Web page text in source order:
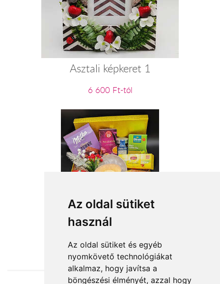
Az oldal sütiket
használ
Az oldal sütiket és egyéb
nyomkövető technológiákat
alkalmaz, hogy javítsa a
böngészési élményét, azzal hogy
Asztali képkeret 1
6 600 Ft-tól
Öt órai tea - ajándékcsomag